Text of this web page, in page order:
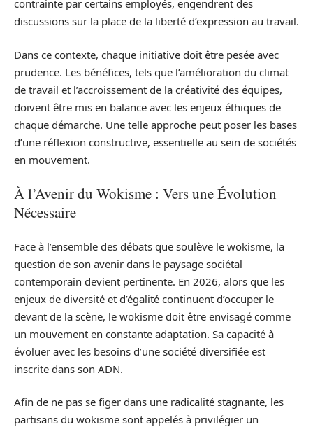
contrainte par certains employés, engendrent des
discussions sur la place de la liberté d’expression au travail.
Dans ce contexte, chaque initiative doit être pesée avec
prudence. Les bénéfices, tels que l’amélioration du climat
de travail et l’accroissement de la créativité des équipes,
doivent être mis en balance avec les enjeux éthiques de
chaque démarche. Une telle approche peut poser les bases
d’une réflexion constructive, essentielle au sein de sociétés
en mouvement.
À l’Avenir du Wokisme : Vers une Évolution
Nécessaire
Face à l’ensemble des débats que soulève le wokisme, la
question de son avenir dans le paysage sociétal
contemporain devient pertinente. En 2026, alors que les
enjeux de diversité et d’égalité continuent d’occuper le
devant de la scène, le wokisme doit être envisagé comme
un mouvement en constante adaptation. Sa capacité à
évoluer avec les besoins d’une société diversifiée est
inscrite dans son ADN.
Afin de ne pas se figer dans une radicalité stagnante, les
partisans du wokisme sont appelés à privilégier un